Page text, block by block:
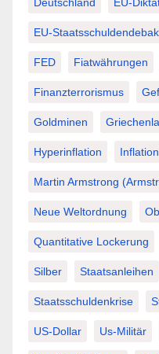
EU-
FED Fiatwährungen
Finanzterrorismus
Goldminen
Hyperinflation Inflation
Martin Armstrong
Neue Weltordnung
Quantitative Lockerung
Silber Staatsanleihen
Staatsschuldenkrise
US-Dollar Us-Militär